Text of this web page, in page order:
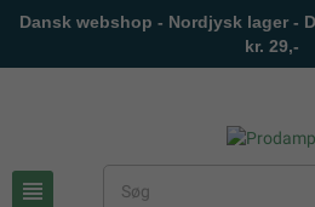
Dansk webshop - Nordjysk lager -
kr. 29,-
view_headline